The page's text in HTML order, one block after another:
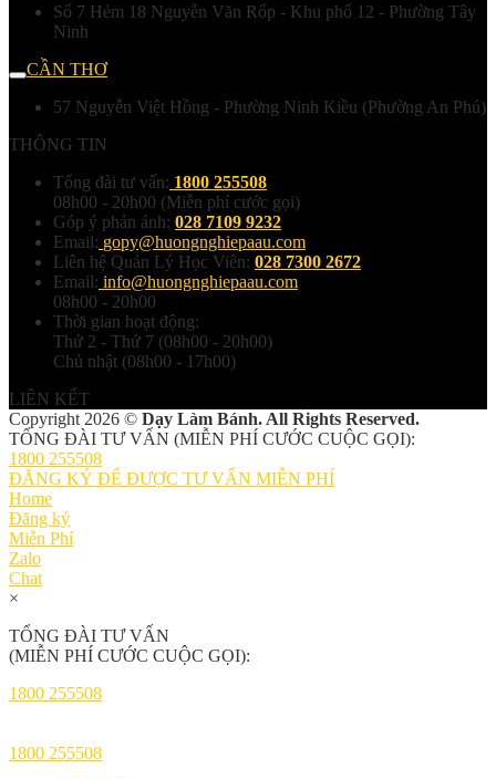
Số 7 Hẻm 18 Nguyễn Văn Rốp - Khu phố 12 - Phường Tây
Ninh
CẦN THƠ
57 Nguyễn Việt Hồng - Phường Ninh Kiều (Phường An Phú)
THÔNG TIN
Tổng đài tư vấn: 1800 255508
08h00 - 20h00 (Miễn phí cước gọi)
Góp ý phản ánh: 028 7109 9232
Email: gopy@huongnghiepaau.com
Liên hệ Quản Lý Học Viên: 028 7300 2672
Email: info@huongnghiepaau.com
08h00 - 20h00
Thời gian hoạt động:
Thứ 2 - Thứ 7 (08h00 - 20h00)
Chủ nhật (08h00 - 17h00)
LIÊN KẾT
Copyright 2026 © Dạy Làm Bánh. All Rights Reserved.
TỔNG ĐÀI TƯ VẤN (MIỄN PHÍ CƯỚC CUỘC GỌI):
1800 255508
ĐĂNG KÝ ĐỂ ĐƯỢC TƯ VẤN MIỄN PHÍ
Home
Đăng ký
Miễn Phí
Zalo
Chat
×
TỔNG ĐÀI TƯ VẤN
(MIỄN PHÍ CƯỚC CUỘC GỌI):
1800 255508
1800 255508